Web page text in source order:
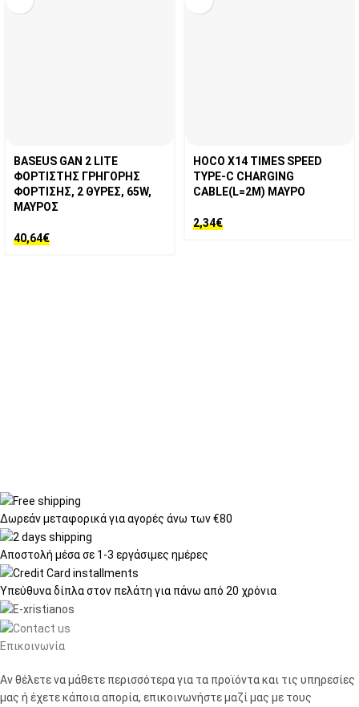
BASEUS GAN 2 LITE
ΦΟΡΤΙΣΤΗΣ ΓΡΗΓΟΡΗΣ
ΦΟΡΤΙΣΗΣ, 2 ΘΥΡΕΣ, 65W,
ΜΑΥΡΟΣ
40,64€
HOCO X14 TIMES SPEED
TYPE-C CHARGING
CABLE(L=2M) ΜΑΥΡΟ
2,34€
Δωρεάν μεταφορικάγια αγορές άνω των €80
Αποστολή μέσα σε 1-3 εργάσιμες ημέρες
Υπεύθυνα δίπλα στον πελάτη για πάνω από 20 χρόνια
Επικοινωνία
Αν θέλετε να μάθετε περισσότερα για τα προϊόντα και τις υπηρεσίες
μας ή έχετε κάποια απορία, επικοινωνήστε μαζί μας με τους